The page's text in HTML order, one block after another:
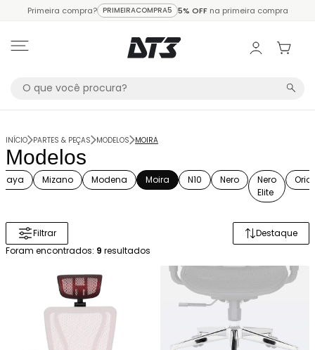
Primeira compra? PRIMEIRACOMPRA5 5% OFFna primeira compra
INÍCIO PARTES & PEÇAS MODELOS MOIRA
Modelos
Maya Mizano Modena Moira N10 Nero
Nero
Elite
Foram encontrados: 9 resultados
Ordenar
Destaque
Filtrar